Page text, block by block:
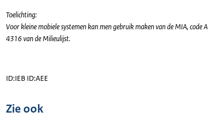
Toelichting:
Voor kleine mobiele systemen kan men gebruik maken van de MIA, code A
4316 van de Milieulijst.
ID:IEB ID:AEE
Zie ook